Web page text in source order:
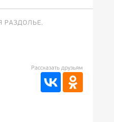
РАЗДОЛЬЕ.
Рассказать друзьям